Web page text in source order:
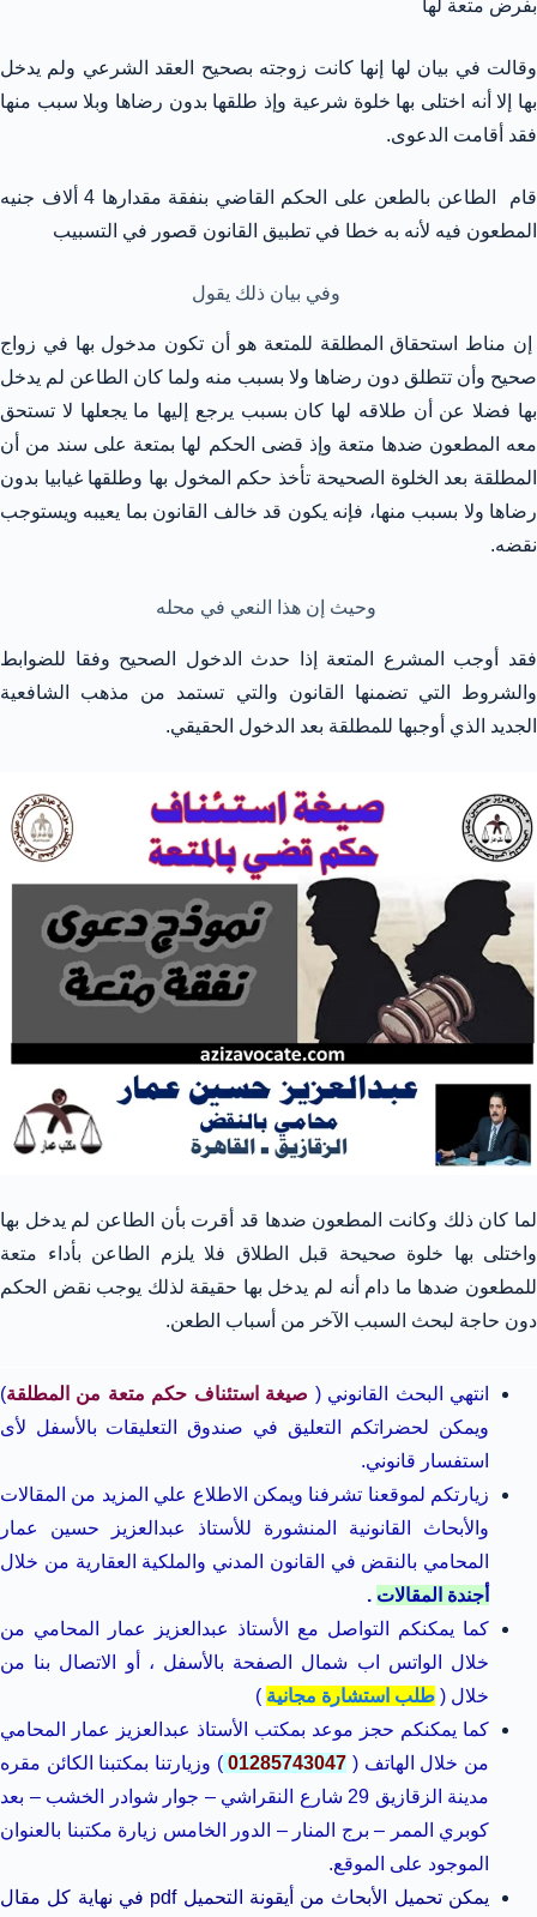
بفرض متعة لها
وقالت في بيان لها إنها كانت زوجته بصحيح العقد الشرعي ولم يدخل
بها إلا أنه اختلى بها خلوة شرعية وإذ طلقها بدون رضاها وبلا سبب منها
فقد أقامت الدعوى.
قام الطاعن بالطعن على الحكم القاضي بنفقة مقدارها 4 ألاف جنيه
المطعون فيه لأنه به خطا في تطبيق القانون قصور في التسبيب
وفي بيان ذلك يقول
إن مناط استحقاق المطلقة للمتعة هو أن تكون مدخول بها في زواج
صحيح وأن تتطلق دون رضاها ولا بسبب منه ولما كان الطاعن لم يدخل
بها فضلا عن أن طلاقه لها كان بسبب يرجع إليها ما يجعلها لا تستحق
معه المطعون ضدها متعة وإذ قضى الحكم لها بمتعة على سند من أن
المطلقة بعد الخلوة الصحيحة تأخذ حكم المخول بها وطلقها غيابيا بدون
رضاها ولا بسبب منها، فإنه يكون قد خالف القانون بما يعيبه ويستوجب
نقضه.
وحيث إن هذا النعي في محله
فقد أوجب المشرع المتعة إذا حدث الدخول الصحيح وفقا للضوابط
والشروط التي تضمنها القانون والتي تستمد من مذهب الشافعية
الجديد الذي أوجبها للمطلقة بعد الدخول الحقيقي.
لما كان ذلك وكانت المطعون ضدها قد أقرت بأن الطاعن لم يدخل بها
واختلى بها خلوة صحيحة قبل الطلاق فلا يلزم الطاعن بأداء متعة
للمطعون ضدها ما دام أنه لم يدخل بها حقيقة لذلك يوجب نقض الحكم
دون حاجة لبحث السبب الآخر من أسباب الطعن.
انتهي البحث القانوني ( صيغة استئناف حكم متعة من المطلقة)
ويمكن لحضراتكم التعليق في صندوق التعليقات بالأسفل لأى
استفسار قانوني.
زيارتكم لموقعنا تشرفنا ويمكن الاطلاع علي المزيد من المقالات
والأبحاث القانونية المنشورة للأستاذ عبدالعزيز حسين عمار
المحامي بالنقض في القانون المدني والملكية العقارية من خلال
أجندة المقالات .
كما يمكنكم التواصل مع الأستاذ عبدالعزيز عمار المحامي من
خلال الواتس اب شمال الصفحة بالأسفل ، أو الاتصال بنا من
خلال ( طلب استشارة مجانية )
كما يمكنكم حجز موعد بمكتب الأستاذ عبدالعزيز عمار المحامي
من خلال الهاتف ( 01285743047 ) وزيارتنا بمكتبنا الكائن مقره
مدينة الزقازيق 29 شارع النقراشي – جوار شوادر الخشب – بعد
كوبري الممر – برج المنار – الدور الخامس زيارة مكتبنا بالعنوان
الموجود على الموقع.
يمكن تحميل الأبحاث من أيقونة التحميل pdf في نهاية كل مقال